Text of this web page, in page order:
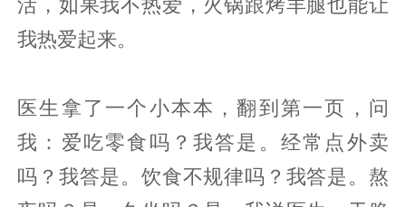
活，如果我不热爱，火锅跟烤羊腿也能让
我热爱起来。
医生拿了一个小本本，翻到第一页，问
我：爱吃零食吗？我答是。经常点外卖
吗？我答是。饮食不规律吗？我答是。熬